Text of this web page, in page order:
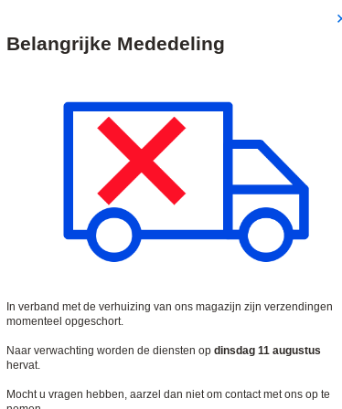
Verzendingen worden op dinsdag 11
& OPLOSSINGEN